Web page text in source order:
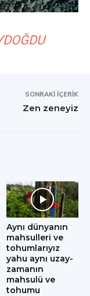
SONRAKI İÇERIK
Zen zeneyiz
Aynı dünyanın
mahsulleri ve
tohumlarıyız
yahu aynı uzay-
zamanın
mahsulü ve
tohumu